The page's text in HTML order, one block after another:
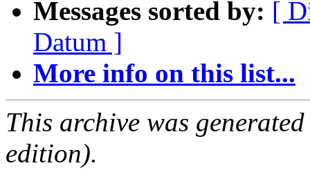
Messages sorted by: [
Datum ]
More info on this list...
This archive was
edition).